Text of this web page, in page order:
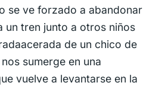
se ve forzado a abandonar
un tren junto a otros niños
de un chico de
sumerge en una
vuelve a levantarse en la